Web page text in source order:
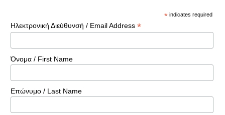
* indicates required
Ηλεκτρονική Διεύθυνσή / Email Address *
Όνομα / First Name
Επώνυμο / Last Name